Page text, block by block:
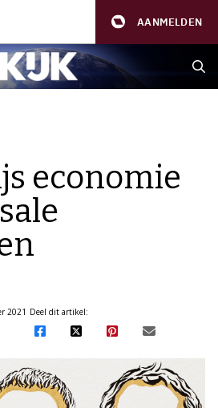
AANMELDEN
economie
2021 Deel dit artikel: